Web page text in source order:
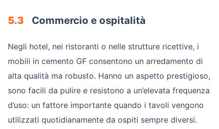
5.3 Commercio e ospitalità
Negli hotel, nei ristoranti o nelle strutture ricettive, i
mobili in cemento GF consentono un arredamento di
alta qualità ma robusto. Hanno un aspetto prestigioso,
sono facili da pulire e resistono a un’elevata frequenza
d’uso: un fattore importante quando i tavoli vengono
utilizzati quotidianamente da ospiti sempre diversi.